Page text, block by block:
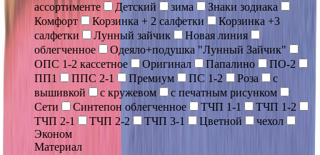
ассортименте
Детский зима
Знаки зодиака
Комфорт
Корзинка + 2 салфетки
Корзинка +3
салфетки
Лунный зайчик
Новая линия
облегченное
Одеяло+подушка "Лунный Зайчик"
ОПС 1-2 кассетное
Оригинал Папалино
ПО-2
ПП1
ППС 2-1 Премиум ПС 1-2 Роза
с
вышивкой
с кружевом
с печатным рисунком
Сети
Синтепон облегченное ТЧП 1-1
ТЧП 1-2
ТЧП 2-1
ТЧП 2-2 ТЧП 3-1 Цветной
чехол
Эконом
Материал